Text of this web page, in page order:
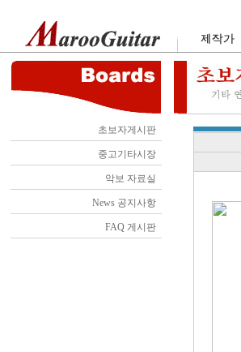
초보자게시판
중고기타시장
악보 자료실
News 공지사항
FAQ 게시판